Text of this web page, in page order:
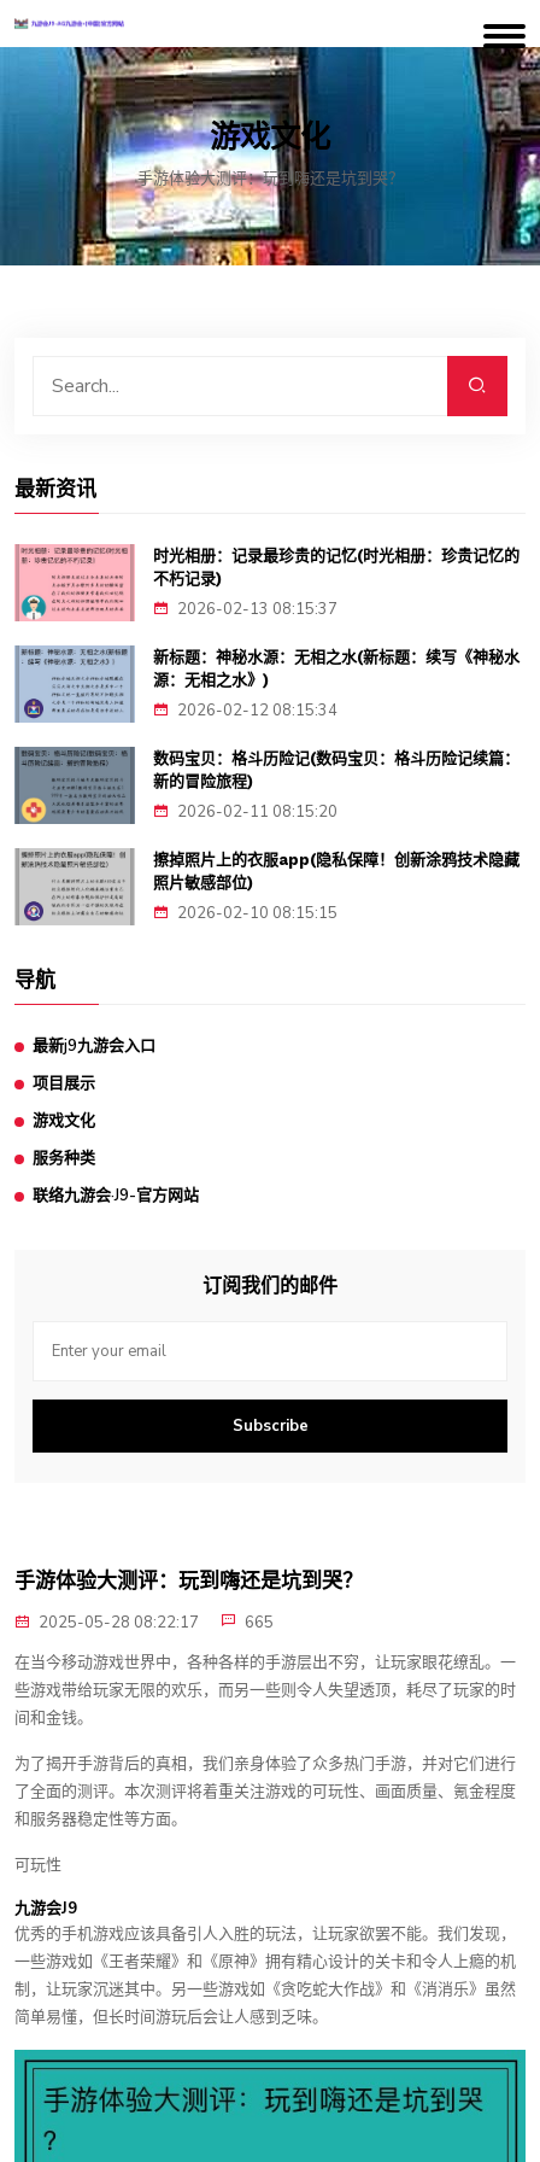
游戏文化
手游体验大测评：玩到嗨还是坑到哭？
最新资讯
时光相册：记录最珍贵的记忆(时光相册：珍贵记忆的
不朽记录)
2026-02-13 08:15:37
新标题：神秘水源：无相之水(新标题：续写《神秘水
源：无相之水》)
2026-02-12 08:15:34
数码宝贝：格斗历险记(数码宝贝：格斗历险记续篇：
新的冒险旅程)
2026-02-11 08:15:20
擦掉照片上的衣服app(隐私保障！创新涂鸦技术隐藏
照片敏感部位)
2026-02-10 08:15:15
导航
最新j9九游会入口
项目展示
游戏文化
服务种类
联络九游会·J9-官方网站
订阅我们的邮件
Subscribe
手游体验大测评：玩到嗨还是坑到哭？
2025-05-28 08:22:17
665
在当今移动游戏世界中，各种各样的手游层出不穷，让玩家眼花缭乱。一
些游戏带给玩家无限的欢乐，而另一些则令人失望透顶，耗尽了玩家的时
间和金钱。
为了揭开手游背后的真相，我们亲身体验了众多热门手游，并对它们进行
了全面的测评。本次测评将着重关注游戏的可玩性、画面质量、氪金程度
和服务器稳定性等方面。
可玩性
九游会J9
优秀的手机游戏应该具备引人入胜的玩法，让玩家欲罢不能。我们发现，
一些游戏如《王者荣耀》和《原神》拥有精心设计的关卡和令人上瘾的机
制，让玩家沉迷其中。另一些游戏如《贪吃蛇大作战》和《消消乐》虽然
简单易懂，但长时间游玩后会让人感到乏味。